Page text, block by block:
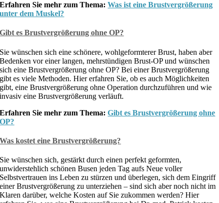
Erfahren Sie mehr zum Thema:Was ist eine Brustvergrößerung
unter dem Muskel?
Gibt es Brustvergrößerung ohne OP?
Sie wünschen sich eine schönere, wohlgeformterer Brust, haben aber
Bedenken vor einer langen, mehrstündigen Brust-OP und wünschen
sich eine Brustvergrößerung ohne OP? Bei einer Brustvergrößerung
gibt es viele Methoden. Hier erfahren Sie, ob es auch Möglichkeiten
gibt, eine Brustvergrößerung ohne Operation durchzuführen und wie
invasiv eine Brustvergrößerung verläuft.
Erfahren Sie mehr zum Thema:Gibt es Brustvergrößerung ohne
OP?
Was kostet eine Brustvergrößerung?
Sie wünschen sich, gestärkt durch einen perfekt geformten,
unwiderstehlich schönen Busen jeden Tag aufs Neue voller
Selbstvertrauen ins Leben zu stürzen und überlegen, sich dem Eingriff
einer Brustvergrößerung zu unterziehen – sind sich aber noch nicht im
Klaren darüber, welche Kosten auf Sie zukommen werden? Hier